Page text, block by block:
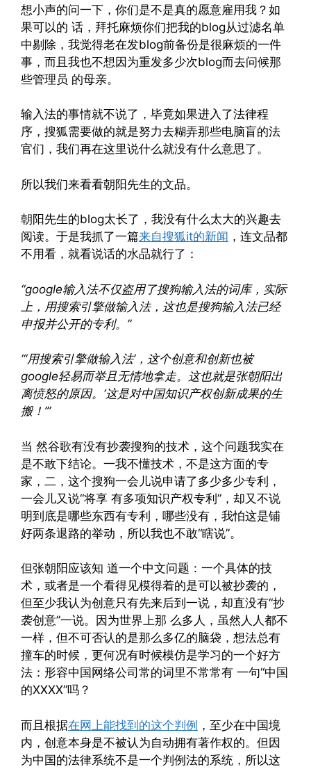
想小声的问一下，你们是不是真的愿意雇用我？如
果可以的 话，拜托麻烦你们把我的blog从过滤名单
中剔除，我觉得老在发blog前备份是很麻烦的一件
事，而且我也不想因为重发多少次blog而去问候那
些管理员 的母亲。
输入法的事情就不说了，毕竟如果进入了法律程
序，搜狐需要做的就是努力去糊弄那些电脑盲的法
官们，我们再在这里说什么就没有什么意思了。
所以我们来看看朝阳先生的文品。
朝阳先生的blog太长了，我没有什么太大的兴趣去
阅读。于是我抓了一篇来自搜狐it的新闻 ，连文品都
不用看，就看说话的水品就行了：
“google输入法不仅盗用了搜狗输入法的词库，实际
上，用搜索引擎做输入法，这也是搜狗输入法已经
申报并公开的专利。”
“‘用搜索引擎做输入法’，这个创意和创新也被
google轻易而举且无情地拿走。这也就是张朝阳出
离愤怒的原因。‘这是对中国知识产权创新成果的生
搬！’”
当 然谷歌有没有抄袭搜狗的技术，这个问题我实在
是不敢下结论。一我不懂技术，不是这方面的专
家，二，这个搜狗一会儿说申请了多少多少专利，
一会儿又说“将享 有多项知识产权专利”，却又不说
明到底是哪些东西有专利，哪些没有，我怕这是铺
好两条退路的举动，所以我也不敢“瞎说”。
但张朝阳应该知 道一个中文问题：一个具体的技
术，或者是一个看得见模得着的是可以被抄袭的，
但至少我认为创意只有先来后到一说，却直没有“抄
袭创意”一说。因为世界上那 么多人，虽然人人都不
一样，但不可否认的是那么多亿的脑袋，想法总有
撞车的时候，更何况有时候模仿是学习的一个好方
法：形容中国网络公司常的词里不常常有 一句“中国
的XXXX”吗？
而且根据在网上能找到的这个判例 ，至少在中国境
内，创意本身是不被认为自动拥有著作权的。但因
为中国的法律系统不是一个判例法的系统，所以这